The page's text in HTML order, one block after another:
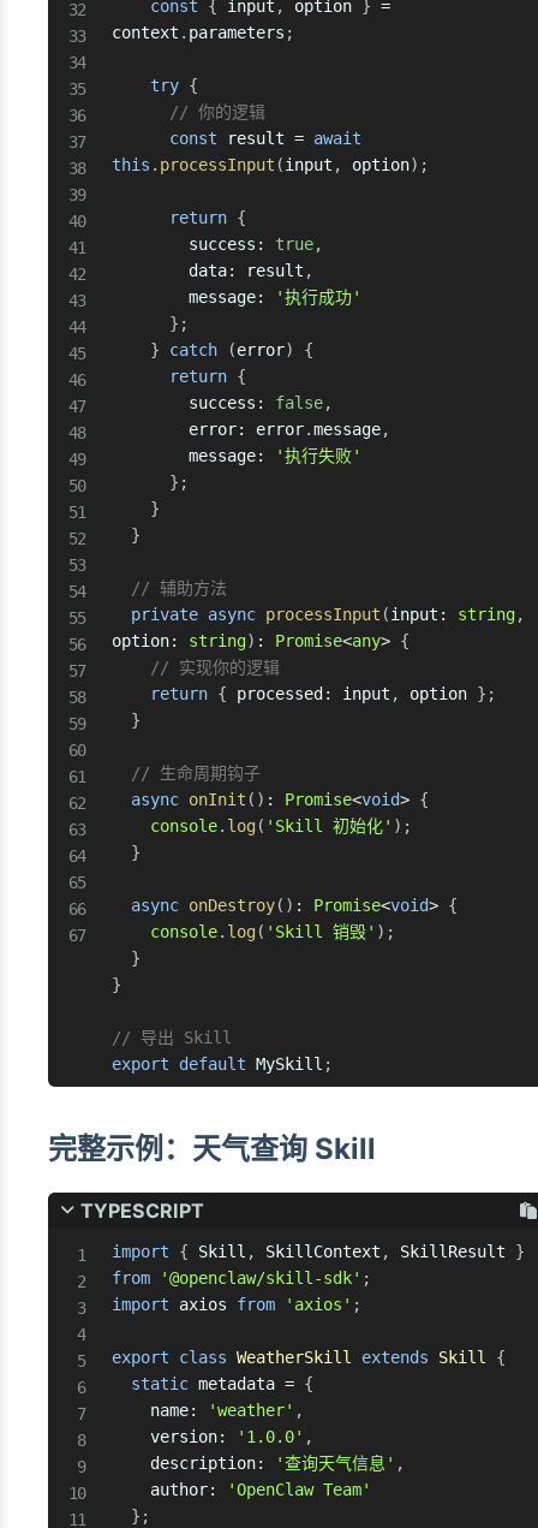
const
{ input , option } =
context . parameters ;
try {
// 你的逻辑
const result = await
this . processInput (input , option) ;
return {
        success
: true,
        data
: result ,
        message
:
'执行成功'
} ;
}
catch (error)
{
return {
        success
: false,
        error
: error.message,
        message
:
'执行失败'
} ;
}
}
// 辅助方法
private async processInput (input : string,
option: string) : Promise<any> {
// 实现你的逻辑
return { processed : input , option } ;
}
// 生命周期钩子
async onInit ( ) : Promise<void> {
console. log ( 'Skill 初始化' ) ;
}
async onDestroy( ) : Promise<void> {
console. log ( 'Skill 销毁' ) ;
}
}
// 导出 Skill
export
default MySkill ;
完整示例：天气查询 Skill
TYPESCRIPT
import { Skill , SkillContext , SkillResult }
from
'@openclaw/skill-sdk' ;
import axios from 'axios' ;
export class WeatherSkill extends Skill
{
static metadata = {
    name
: 'weather' ,
    version
: '1.0.0' ,
    description
: '查询天气信息' ,
    author
:
'OpenClaw Team'
} ;